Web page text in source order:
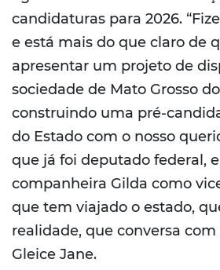
candidaturas para 2026.
e está mais do que claro de
apresentar um projeto de
sociedade de Mato Grosso
construindo uma pré-
do Estado com o nosso
que já foi deputado federal,
companheira Gilda como
que tem viajado o estado,
realidade, que conversa com
Gleice Jane.